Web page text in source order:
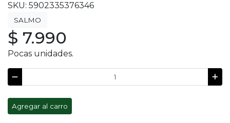
SKU: 5902335376346
SALMO
$ 7.990
Pocas unidades.
Agregar al carro